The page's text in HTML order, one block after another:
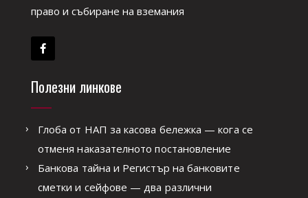
право и събиране на вземания
Полезни линкове
Глоба от НАП за касова бележка — кога се
отменя наказателното постановление
Банкова тайна и Регистър на банковите
сметки и сейфове — два различни